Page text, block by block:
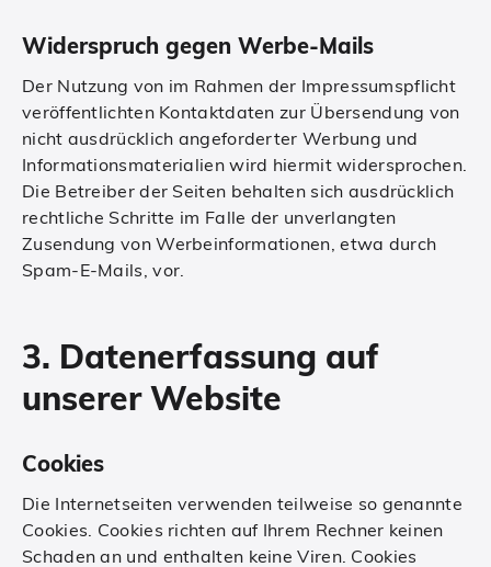
Widerspruch gegen Werbe-Mails
Der Nutzung von im Rahmen der Impressumspflicht
veröffentlichten Kontaktdaten zur Übersendung von
nicht ausdrücklich angeforderter Werbung und
Informationsmaterialien wird hiermit widersprochen.
Die Betreiber der Seiten behalten sich ausdrücklich
rechtliche Schritte im Falle der unverlangten
Zusendung von Werbeinformationen, etwa durch
Spam-E-Mails, vor.
3. Datenerfassung auf
unserer Website
Cookies
Die Internetseiten verwenden teilweise so genannte
Cookies. Cookies richten auf Ihrem Rechner keinen
Schaden an und enthalten keine Viren. Cookies